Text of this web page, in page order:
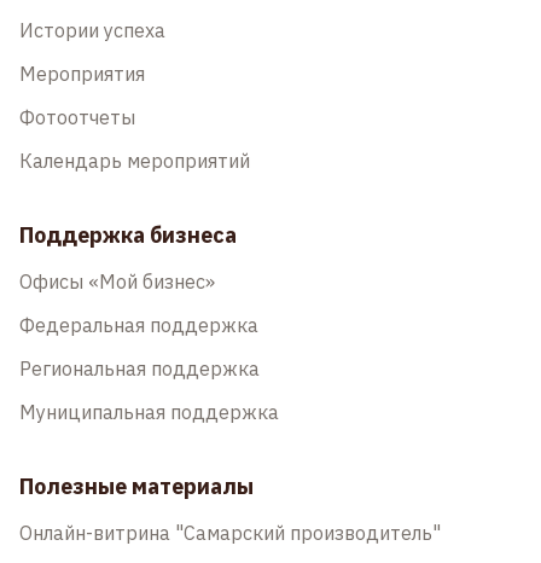
Истории успеха
Мероприятия
Фотоотчеты
Календарь мероприятий
Поддержка бизнеса
Офисы «Мой бизнес»
Федеральная поддержка
Региональная поддержка
Муниципальная поддержка
Полезные материалы
Онлайн-витрина "Самарский производитель"